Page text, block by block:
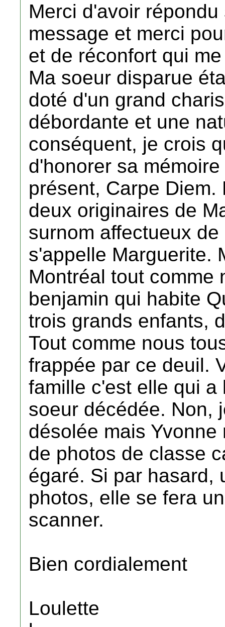
Merci d'avoir
message et merci
et de réconfort qui
Ma soeur disparue
doté d'un grand
débordante et une
conséquent, je crois
d'honorer sa
présent, Carpe
deux originaires de
surnom affectueux
s'appelle Marguerite.
Montréal tout comme
benjamin qui habite
trois grands enfants,
Tout comme nous
frappée par ce deuil.
famille c'est elle qui
soeur décédée. Non,
désolée mais
de photos de classe
égaré. Si par hasard,
photos, elle se fera
scanner.
Bien cordialement
Loulette